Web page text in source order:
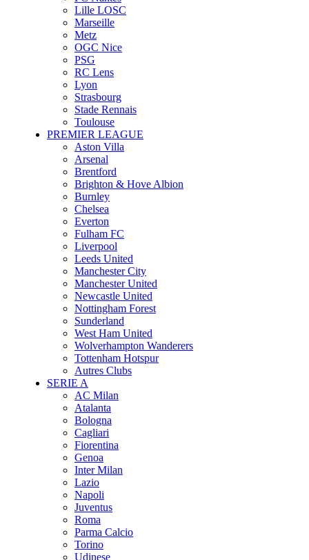
Lille LOSC
Marseille
Metz
OGC Nice
PSG
RC Lens
Lyon
Strasbourg
Stade Rennais
Toulouse
PREMIER LEAGUE
Aston Villa
Arsenal
Brentford
Brighton & Hove Albion
Burnley
Chelsea
Everton
Fulham FC
Liverpool
Leeds United
Manchester City
Manchester United
Newcastle United
Nottingham Forest
Sunderland
West Ham United
Wolverhampton Wanderers
Tottenham Hotspur
Autres Clubs
SERIE A
AC Milan
Atalanta
Bologna
Cagliari
Fiorentina
Genoa
Inter Milan
Lazio
Napoli
Juventus
Roma
Parma Calcio
Torino
Udinese